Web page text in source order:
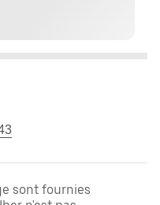
sont fournies